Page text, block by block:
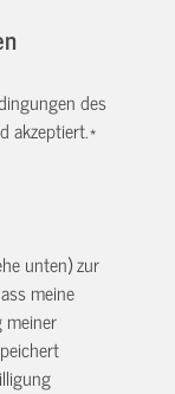
des
akzeptiert.*
unten) zur
meine
meiner